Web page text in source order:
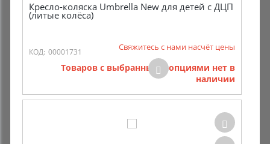
Кресло-коляска Umbrella New для детей с ДЦП
(литые колёса)
КОД: 00001731 Свяжитесь с нами насчёт цены
Товаров с выбранными опциями нет в
наличии